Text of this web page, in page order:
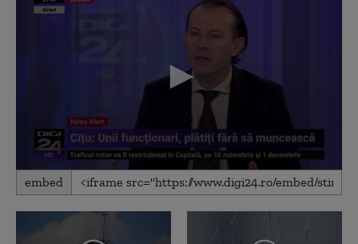
0
seconds
2
minutes,
embed